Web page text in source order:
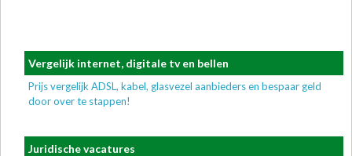
Vergelijk internet, digitale tv en bellen
Prijs vergelijk ADSL, kabel, glasvezel aanbieders en bespaar geld
door over te stappen!
Juridische vacatures